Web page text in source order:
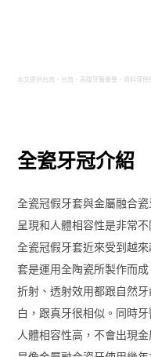
本文提供台南、台南、高雄牙醫彙整，資料僅供
全瓷牙冠介紹
全瓷冠假牙套與金屬融合
呈現和人體相容性是非常
全瓷冠假牙套近來受到越
套是運用全陶瓷所製作而
折射、透射效用都跟自然
白，跟真牙很相似。同時
人體相容性高，不會出現